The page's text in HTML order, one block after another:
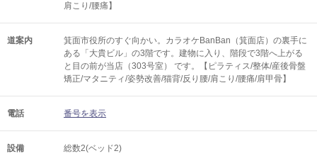
肩こり/腰痛】
道案内
箕面市役所のすぐ向かい。カラオケBanBan（箕面店）の裏手に
ある「大貴ビル」の3階です。建物に入り、階段で3階へ上がる
と目の前が当店（303号室） です。【ピラティス/整体/産後骨盤
矯正/マタニティ/姿勢改善/猫背/反り腰/肩こり/腰痛/肩甲骨】
電話 番号を表示
設備 総数2(ベッド2)